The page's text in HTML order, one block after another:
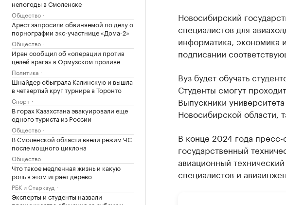
непогоды в Смоленске
Общество
Арест запросили обвиняемой по делу о
порнографии экс-участнице «Дома-2»
Общество
Иран сообщил об «операции против
целей врага» в Ормузском проливе
Политика
Шнайдер обыграла Калинскую и вышла
в четвертый круг турнира в Торонто
Спорт
В горах Казахстана эвакуировали еще
одного туриста из России
Общество
В Смоленской области ввели режим ЧС
после мощного циклона
Общество
Что такое медленная жизнь и какую
роль в этом играет дерево
РБК и Старквуд
Эксперты и студенты назвали
Новосибирский
специалистов для
информатика, экономика
подписании
Вуз будет обучать
Студенты смогут
Выпускники
Новосибирской области,
В конце 2024 года
государственный
авиационный
специалистов и